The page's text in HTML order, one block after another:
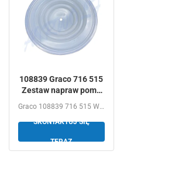
108839 Graco 716 515
Zestaw napraw pomp
Graco 108839 716 515 White Ptfe Air Operated Diaphragm...
SKONTAKTUJ SIĘ
TERAZ